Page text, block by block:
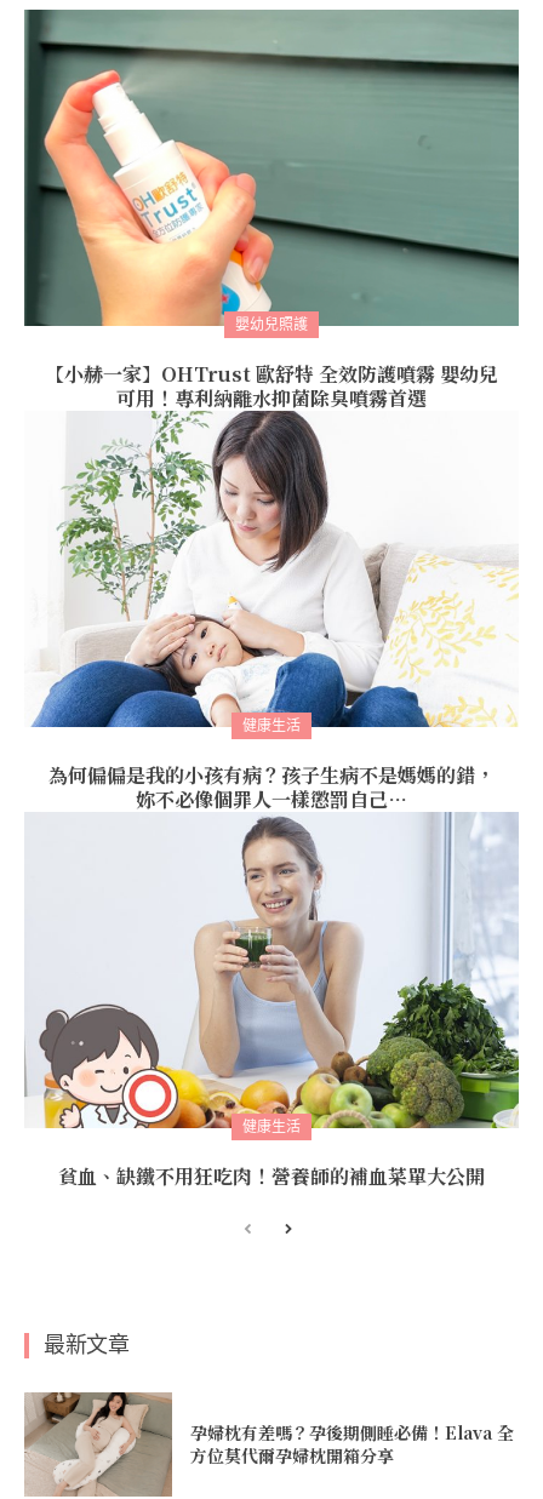
嬰幼兒照護
【小赫一家】OHTrust 歐舒特 全效防護噴霧 嬰幼兒
可用！專利納離水抑菌除臭噴霧首選
健康生活
為何偏偏是我的小孩有病？孩子生病不是媽媽的錯，
妳不必像個罪人一樣懲罰自己…
健康生活
貧血、缺鐵不用狂吃肉！營養師的補血菜單大公開
最新文章
孕婦枕有差嗎？孕後期側睡必備！Elava 全
方位莫代爾孕婦枕開箱分享